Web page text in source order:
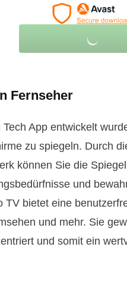
Fernseher
App entwickelt
zu spiegeln. Durch
können Sie die
und
TV bietet eine
und mehr. Sie
und somit ein